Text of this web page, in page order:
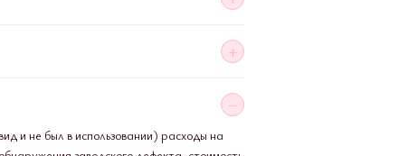
и не был в использовании) расходы на